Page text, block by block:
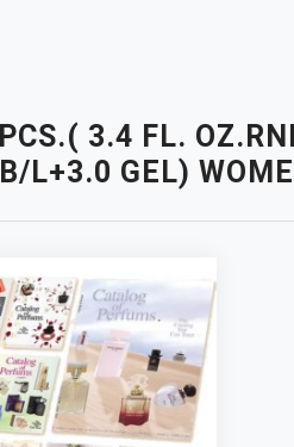
3.4 FL.
L+3.0 GEL)